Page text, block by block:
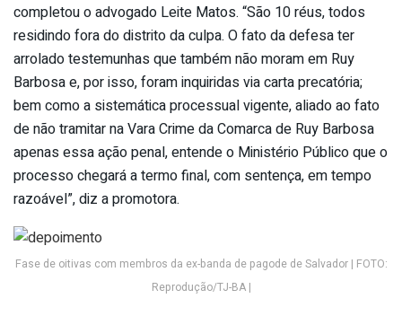
completou o advogado Leite Matos. “São 10 réus, todos
residindo fora do distrito da culpa. O fato da defesa ter
arrolado testemunhas que também não moram em Ruy
Barbosa e, por isso, foram inquiridas via carta precatória;
bem como a sistemática processual vigente, aliado ao fato
de não tramitar na Vara Crime da Comarca de Ruy Barbosa
apenas essa ação penal, entende o Ministério Público que o
processo chegará a termo final, com sentença, em tempo
razoável”, diz a promotora.
Fase de oitivas com membros da ex-banda de pagode de Salvador | FOTO:
Reprodução/TJ-BA |